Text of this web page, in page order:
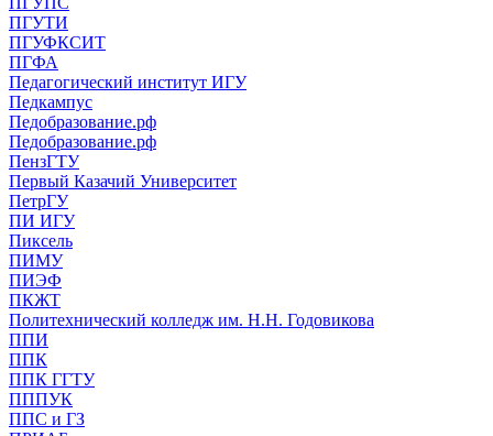
ПГУТИ
ПГУФКСИТ
ПГФА
Педагогический институт ИГУ
Педкампус
Педобразование.рф
Педобразование.рф
ПензГТУ
Первый Казачий Университет
ПетрГУ
ПИ ИГУ
Пиксель
ПИМУ
ПИЭФ
ПКЖТ
Политехнический колледж им. Н.Н. Годовикова
ППИ
ППК
ППК ГГТУ
ПППУК
ППС и ГЗ